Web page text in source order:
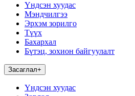
Үндсэн хуудас
Мэндчилгээ
Эрхэм зорилго
Түүх
Бахархал
Бүтэц, зохион байгуулалт
Засаглал+
Үндсэн хуудас